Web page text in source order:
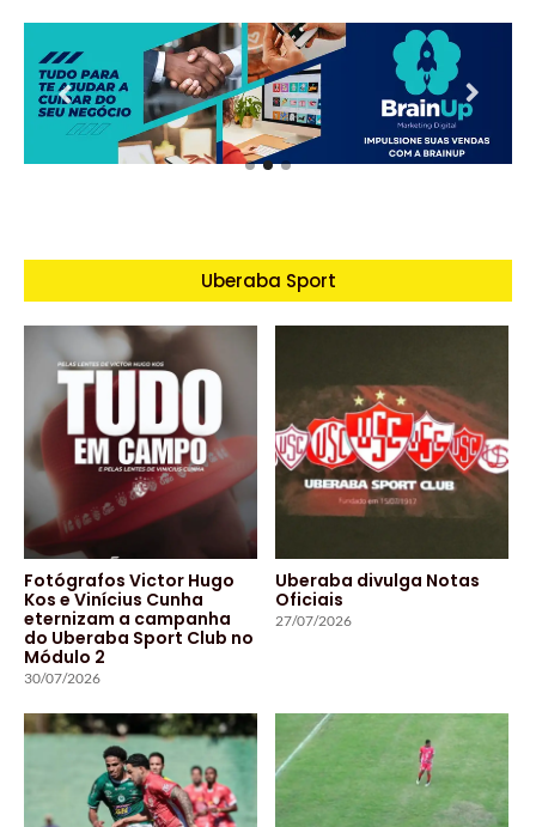
Uberaba Sport
Fotógrafos Victor Hugo
Kos e Vinícius Cunha
eternizam a campanha
do Uberaba Sport Club no
Módulo 2
30/07/2026
Uberaba divulga Notas
Oficiais
27/07/2026